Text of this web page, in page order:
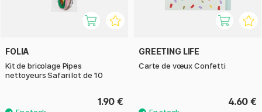
FOLIA
Kit de bricolage Pipes
nettoyeurs Safari lot de 10
1.90 €
GREETING LIFE
Carte de vœux Confetti
4.60 €